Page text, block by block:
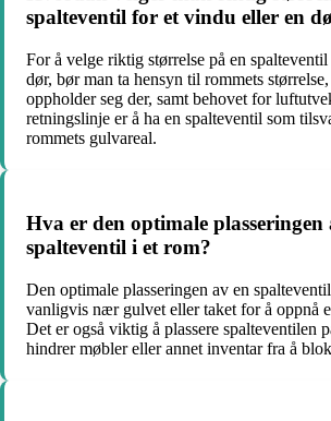
spalteventil for et vindu eller en
For å velge riktig størrelse på en
dør, bør man ta hensyn til rommets
oppholder seg der, samt behovet for
retningslinje er å ha en spalteventil som
rommets gulvareal.
Hva er den optimale plasseringen
spalteventil i et rom?
Den optimale plasseringen av en
vanligvis nær gulvet eller taket for å oppnå
Det er også viktig å plassere spalteventilen
hindrer møbler eller annet inventar fra å